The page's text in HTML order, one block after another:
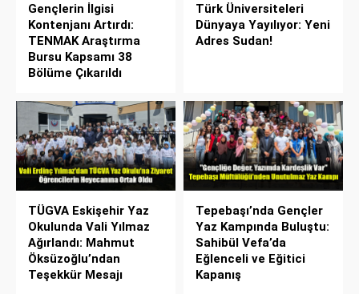
Gençlerin İlgisi
Kontenjanı Artırdı:
TENMAK Araştırma
Bursu Kapsamı 38
Bölüme Çıkarıldı
Türk Üniversiteleri
Dünyaya Yayılıyor: Yeni
Adres Sudan!
TÜGVA Eskişehir Yaz
Okulunda Vali Yılmaz
Ağırlandı: Mahmut
Öksüzoğlu’ndan
Teşekkür Mesajı
Tepebaşı’nda Gençler
Yaz Kampında Buluştu:
Sahibül Vefa’da
Eğlenceli ve Eğitici
Kapanış